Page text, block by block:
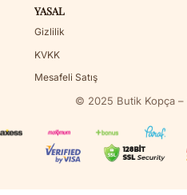
YASAL
Gizlilik
KVKK
Mesafeli Satış
© 2025 Butik Kopça –